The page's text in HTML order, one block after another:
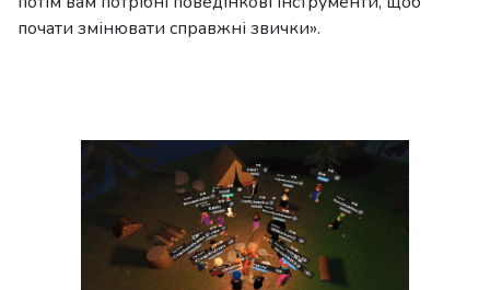
почати змінювати справжні звички».